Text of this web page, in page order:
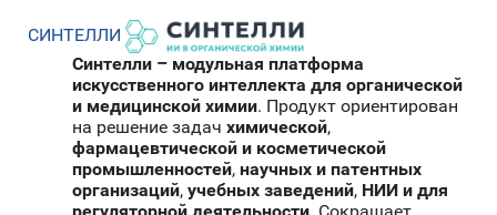
СИНТЕЛЛИ
Синтелли – модульная платформа
искусственного интеллекта для органической
и медицинской химии. Продукт ориентирован
на решение задач химической,
фармацевтической и косметической
промышленностей, научных и патентных
организаций, учебных заведений, НИИ и для